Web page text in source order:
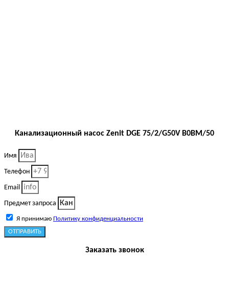
Канализационный насос Zenit DGE 75/2/G50V B0BM/50
Имя
Телефон
Email
Предмет запроса
Я принимаю Политику конфиденциальности
ОТПРАВИТЬ
Заказать звонок